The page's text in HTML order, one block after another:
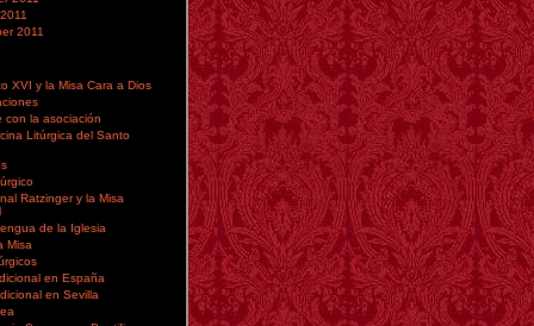
2011
XVI y la Misa Cara a Dios
con la asociación
Litúrgica del Santo
Ratzinger y la Misa
de la Iglesia
Misa
en España
en Sevilla